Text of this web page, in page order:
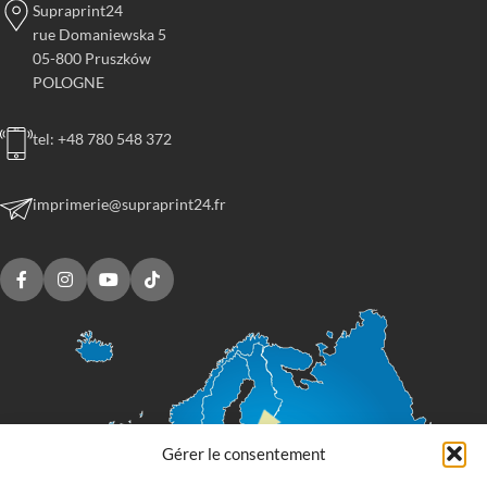
Gérer le consentement
Supraprint24
rue Domaniewska 5
05-800 Pruszków
POLOGNE
tel: +48 780 548 372
imprimerie@supraprint24.fr